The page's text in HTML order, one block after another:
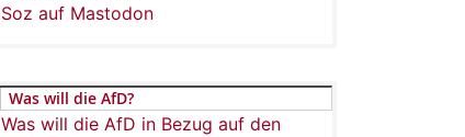
Soz auf Mastodon
Was will die AfD?
Was will die AfD in Bezug auf den